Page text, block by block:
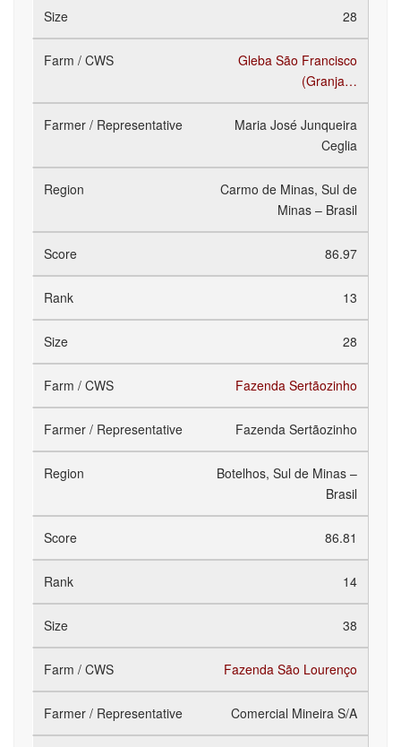
28
Gleba São Francisco
(Granja…
Maria José Junqueira
Ceglia
Carmo de Minas, Sul de
Minas – Brasil
86.97
13
28
Fazenda Sertãozinho
Fazenda Sertãozinho
Botelhos, Sul de Minas –
Brasil
86.81
14
38
Fazenda São Lourenço
Comercial Mineira S/A